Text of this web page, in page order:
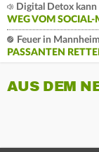
Digital Detox kann
WEG VOM SOCIAL-
Feuer in Mannheim
PASSANTEN
AUS DEM